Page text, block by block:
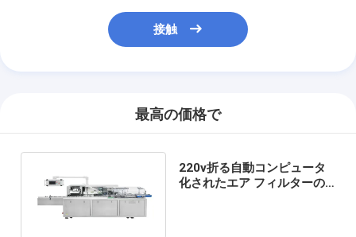
接触
最高の価格で
220v折る自動コンピュータ
化されたエア フィルターの